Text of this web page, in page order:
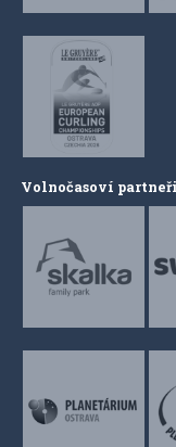
Volnočasoví partneři